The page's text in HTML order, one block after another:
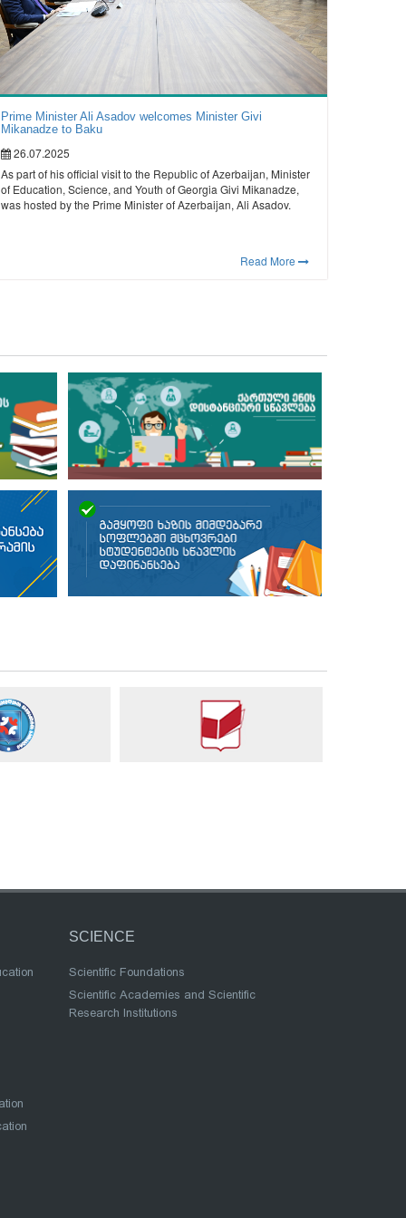
Prime Minister Ali Asadov welcomes Minister Givi
Mikanadze to Baku
26.07.2025
As part of his official visit to the Republic of Azerbaijan, Minister
of Education, Science, and Youth of Georgia Givi Mikanadze,
was hosted by the Prime Minister of Azerbaijan, Ali Asadov.
Read More
SCIENCE
Scientific Foundations
Scientific Academies and Scientific
Research Institutions